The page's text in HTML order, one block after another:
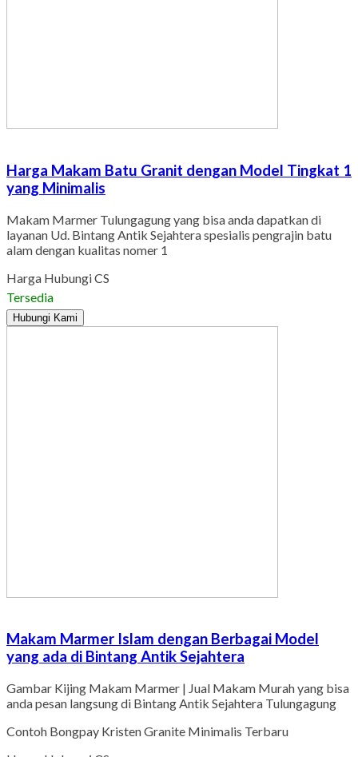
Harga Makam Batu Granit dengan Model Tingkat 1
yang Minimalis
Makam Marmer Tulungagung yang bisa anda dapatkan di
layanan Ud. Bintang Antik Sejahtera spesialis pengrajin batu
alam dengan kualitas nomer 1
Harga Hubungi CS
Tersedia
Hubungi Kami
Makam Marmer Islam dengan Berbagai Model
yang ada di Bintang Antik Sejahtera
Gambar Kijing Makam Marmer | Jual Makam Murah yang bisa
anda pesan langsung di Bintang Antik Sejahtera Tulungagung
Contoh Bongpay Kristen Granite Minimalis Terbaru